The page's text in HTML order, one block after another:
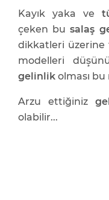
Kayık yaka ve
çeken busalaş
dikkatleri üzerine
modelleri
gelinlik olması
Arzu ettiğiniz
olabilir...